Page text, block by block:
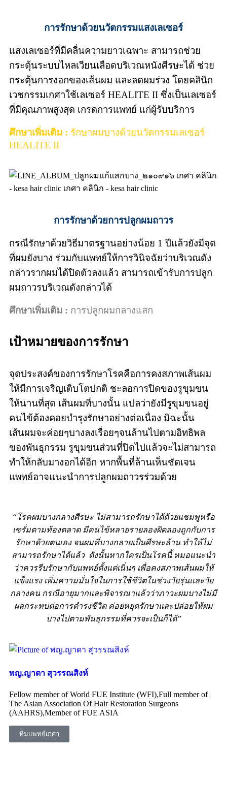
การรักษาด้วยนวัตกรรมแสงเลเซอร์
แสงเลเซอร์ที่มีคลื่นความยาวเฉพาะ สามารถช่วย
กระตุ้นระบบไหลเวียนเลือดบริเวณหนังศีรษะได้ ช่วย
กระตุ้นการงอกของเส้นผม และลดผมร่วง โดยคลินิก
เวชกรรมเกศาใช้เลเซอร์ HEALITE II ซึ่งเป็นเลเซอร์
ที่มีคุณภาพสูงสุด เกรดการแพทย์ แก่ผู้รับบริการ
ศึกษาเพิ่มเติม : รักษาผมบางด้วยนวัตกรรมเลเซอร์
HEALITE II
การรักษาด้วยการปลูกผมถาวร
กรณีรักษาด้วยวิธีมาตรฐานอย่างน้อย 1 ปีแล้วยังมีจุด
ที่ผมยังบาง ร่วมกับแพทย์ให้การวินิจฉัยว่าบริเวณดัง
กล่าวรากผมได้ปิดตัวลงแล้ว สามารถเข้ารับการปลูก
ผมถาวรบริเวณดังกล่าวได้
ศึกษาเพิ่มเติม : การปลูกผมกลางแสก
เป้าหมายของการรักษา
จุดประสงค์ของการรักษาโรคคือการคงสภาพเส้นผม
ให้มีการเจริญเติบโตปกติ ชะลอการปิดของรูขุมขน
ให้นานที่สุด เส้นผมที่บางนั้น แปลว่ายังมีรูขุมขนอยู่
คนไข้ต้องคอยบำรุงรักษาอย่างต่อเนื่อง มิฉะนั้น
เส้นผมจะค่อยๆบางลงเรื่อยๆจนล้านไปตามอิทธิพล
ของพันธุกรรม รูขุมขนส่วนที่ปิดไปแล้วจะไม่สามารถ
ทำให้กลับมางอกได้อีก หากพื้นที่ล้านเห็นชัดเจน
แพทย์อาจแนะนำการปลูกผมถาวรร่วมด้วย
“โรคผมบางกลางศีรษะ ไม่สามารถรักษาได้ด้วยแชมพูหรือ
เซรั่มตามท้องตลาด มีคนไข้หลายรายลองผิดลองถูกกับการ
รักษาด้วยตนเอง จนผมที่บางกลายเป็นศีรษะล้าน ทำให้ไม่
สามารถรักษาได้แล้ว ดังนั้นหากใครเป็นโรคนี้ หมอแนะนำ
ว่าควรรีบรักษากับแพทย์ตั้งแต่เนิ่นๆ เพื่อคงสภาพเส้นผมให้
แข็งแรง เพิ่มความมั่นใจในการใช้ชีวิตในช่วงวัยรุ่นและวัย
กลางคน กรณีอายุมากและพิจารณาแล้วว่าภาวะผมบางไม่มี
ผลกระทบต่อการดำรงชีวิต ค่อยหยุดรักษาและปล่อยให้ผม
บางไปตามพันธุกรรมที่ควรจะเป็นก็ได้”
พญ.ญาดา สุวรรณสิงห์
Fellow member of World FUE Institute (WFI),Full member of
The Asian Association Of Hair Restoration Surgeons
(AAHRS),Member of FUE ASIA
ทีมแพทย์เกศา